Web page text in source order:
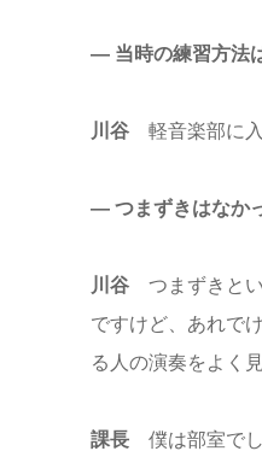
― 当時の練習方法
川谷 軽音楽部に
― つまずきはなか
川谷 つまずきと
ですけど、あれで
る人の演奏をよく
課長 僕は部室で